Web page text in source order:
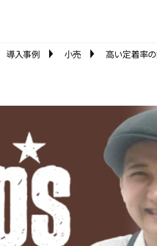
導入事例 小売 高い定着率